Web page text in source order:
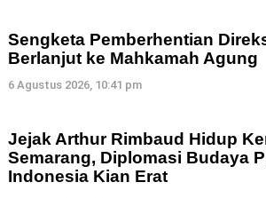
Sengketa Pemberhentian
Berlanjut ke Mahkamah Agung
6 Agustus 2026, 10:41 pm
Jejak Arthur Rimbaud Hidup
Semarang, Diplomasi Budaya
Indonesia Kian Erat